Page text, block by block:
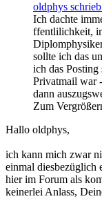
oldphys
Ich dachte
ffentlilichkeit,
sollte ich das
ich das Posting
Privatmail war
dann
Zum
Hallo oldphys,
ich kann mich zwar
einmal diesbezüglich
hier im Forum als
keinerlei Anlass,